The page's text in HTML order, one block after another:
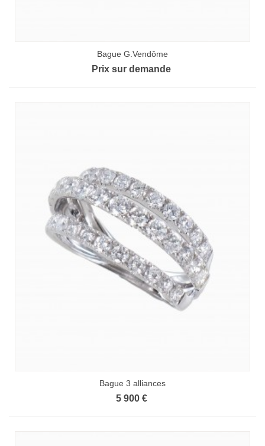
Bague G.Vendôme
Prix sur demande
Bague 3 alliances
5 900 €